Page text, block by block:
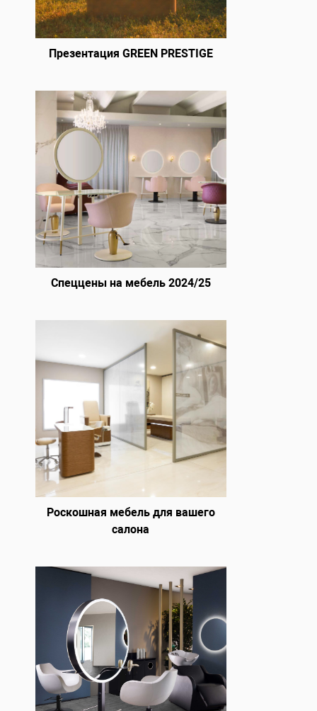
Презентация GREEN PRESTIGE
Спеццены на мебель 2024/25
Роскошная мебель для вашего
салона